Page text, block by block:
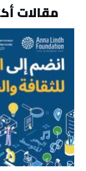
مقالات